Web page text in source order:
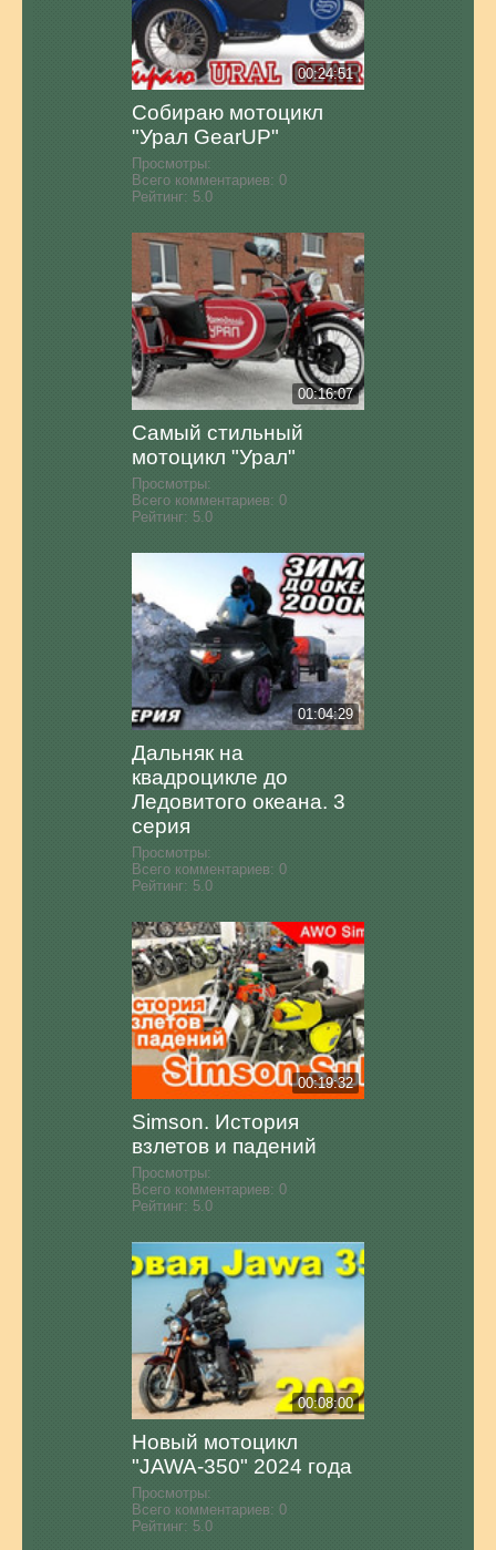
00:24:51
Собираю мотоцикл
"Урал GearUP"
Просмотры:
Всего комментариев: 0
Рейтинг: 5.0
00:16:07
Самый стильный
мотоцикл "Урал"
Просмотры:
Всего комментариев: 0
Рейтинг: 5.0
01:04:29
Дальняк на
квадроцикле до
Ледовитого океана. 3
серия
Просмотры:
Всего комментариев: 0
Рейтинг: 5.0
00:19:32
Simson. История
взлетов и падений
Просмотры:
Всего комментариев: 0
Рейтинг: 5.0
00:08:00
Новый мотоцикл
"JAWA-350" 2024 года
Просмотры:
Всего комментариев: 0
Рейтинг: 5.0